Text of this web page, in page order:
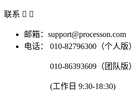
联系  
邮箱：support@processon.com
电话：
010-82796300（个人版）
010-86393609（团队版）
(工作日 9:30-18:30)